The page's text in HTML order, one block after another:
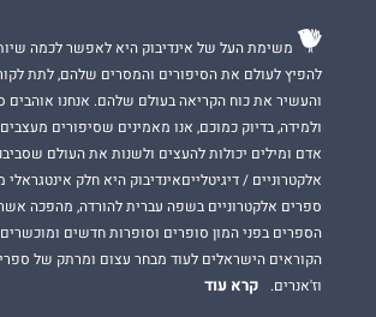
משימת העל של אינדיבוק היא לאפשר לכמה
להפיץ לעולם את הסיפורים והמסרים שלהם, לתת
והעשיר את כוח הקריאה בעולם שלהם. אנחנו אוהבים
ולמידה, בדיוק כמוכם, אנו מאמינים שסיפורים
אדם ומילים יכולות להעצים ולשנות את העולם
אלקטרוניים / דיגיטלייםאינדיבוק היא חלק
ספרים אלקטרוניים בשפה עברית להורדה, מהפכה
הספרים בפני המון סופרים וסופרות חדשים
הקוראים הישראלים לעוד מבחר עצום ומרתק של
וז'אנרים.
קרא עוד